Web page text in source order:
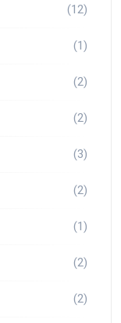
(12)
(1)
(2)
(2)
(3)
(2)
(1)
(2)
(2)